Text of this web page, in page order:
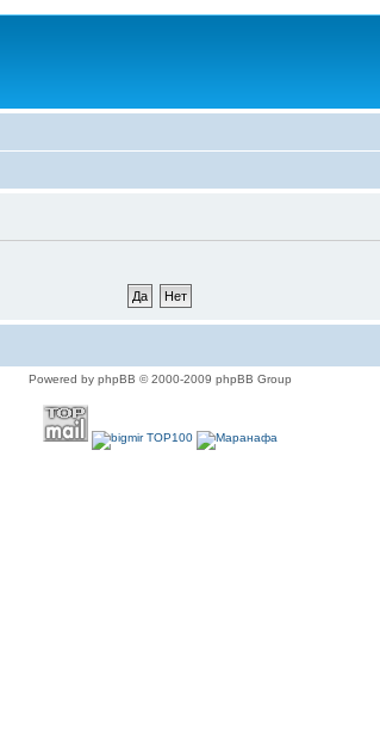
Powered by phpBB © 2000-2009 phpBB Group